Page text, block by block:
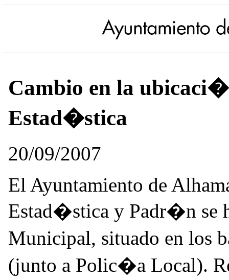
Cambio en la
Estad�stica
20/09/2007
El Ayuntamiento de
Estad�stica y Padr�n se
Municipal, situado en los
(junto a Polic�a Local).